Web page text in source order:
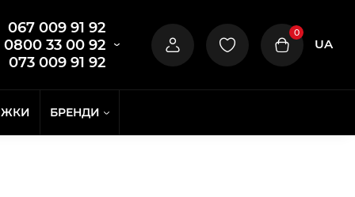
067 009 91 92
0800 33 00 92
073 009 91 92
0
UA
БРЕНДИ